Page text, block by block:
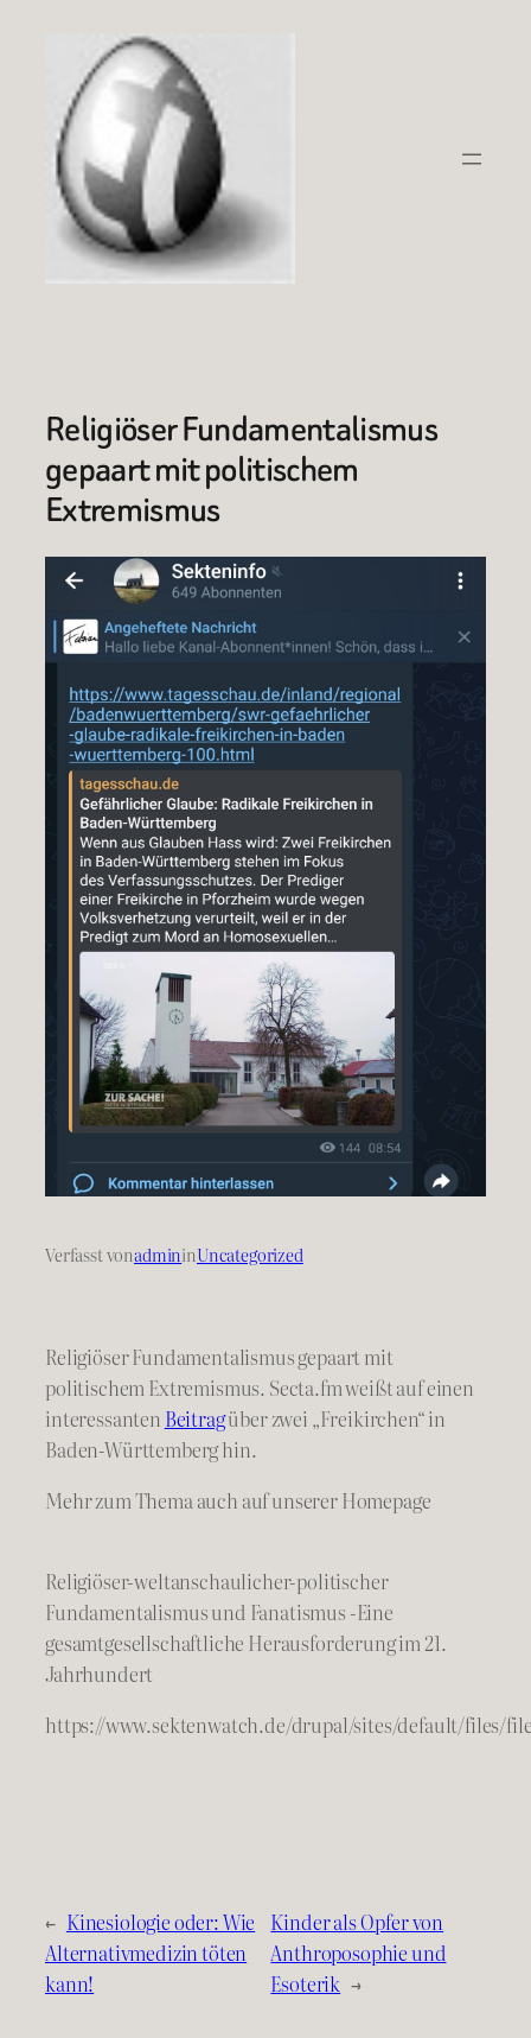
springen
Religiöser Fundamentalismus
gepaart mit politischem
Extremismus
Verfasst vonadmininUncategorized
Religiöser Fundamentalismus gepaart mit
politischem Extremismus. Secta.fm weißt auf einen
interessanten Beitragüber zwei „Freikirchen“ in
Baden-Württemberg hin.
Mehr zum Thema auch auf unserer Homepage
Religiöser-weltanschaulicher-politischer
Fundamentalismus und Fanatismus -Eine
gesamtgesellschaftliche Herausforderung im 21.
Jahrhundert
https://www.sektenwatch.de/drupal/sites/default/files/
← Kinesiologie oder: Wie
Alternativmedizin töten
kann!
Kinder als Opfer von
Anthroposophie und
Esoterik →